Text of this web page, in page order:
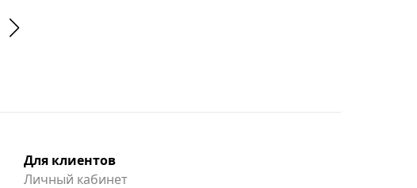
Для клиентов
Личный кабинет